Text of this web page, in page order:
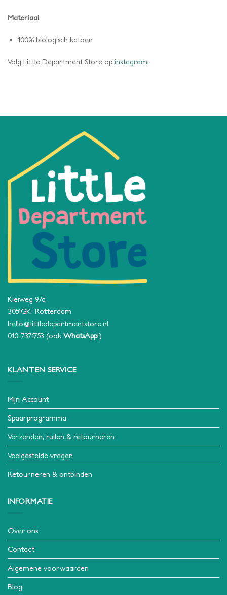
Materiaal:
100% biologisch katoen
Volg Little Department Store op instagram!
Kleiweg 97a
3051GK Rotterdam
hello@littledepartmentstore.nl
010-7371753 (ookWhatsApp!)
KLANTEN SERVICE
Mijn Account
Spaarprogramma
Verzenden, ruilen & retourneren
Veelgestelde vragen
Retourneren & ontbinden
INFORMATIE
Over ons
Contact
Algemene voorwaarden
Blog